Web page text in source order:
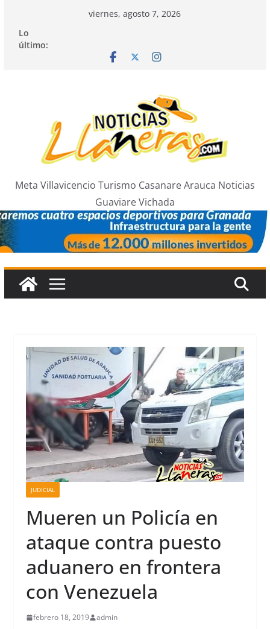
contenido
viernes, agosto 7, 2026
Lo
último:
Meta Villavicencio Turismo Casanare Arauca Noticias
Guaviare Vichada
JUDICIAL
Mueren un Policía en
ataque contra puesto
aduanero en frontera
con Venezuela
febrero 18, 2019 admin